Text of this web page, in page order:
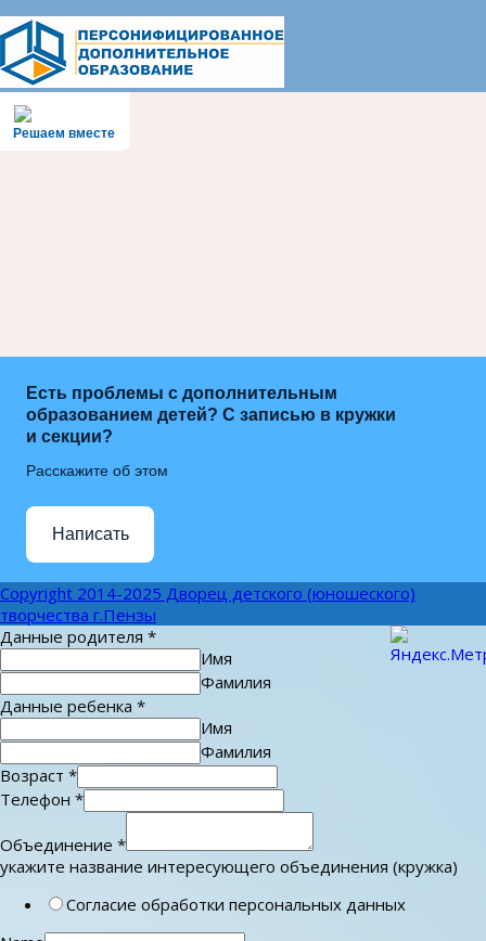
Решаем вместе
Есть проблемы с дополнительным
образованием детей? С записью в кружки
и секции?
Расскажите об этом
Написать
Copyright 2014-2025 Дворец детского (юношеского)
творчества г.Пензы
Данные родителя *
Имя
Фамилия
Данные ребенка *
Имя
Фамилия
Возраст *
Телефон *
Объединение *
укажите название интересующего объединения (кружка)
Согласие обработки персональных данных